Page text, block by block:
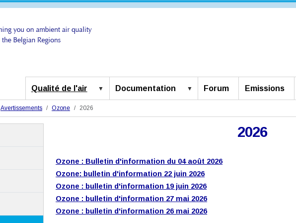
Qualité de l'air Documentation Forum Emissions
Avertissements Ozone 2026
2026
Ozone : Bulletin d'information du 04 août 2026
Ozone: bulletin d'information 22 juin 2026
Ozone : bulletin d'information 19 juin 2026
Ozone : bulletin d'information 27 mai 2026
Ozone : bulletin d'information 26 mai 2026